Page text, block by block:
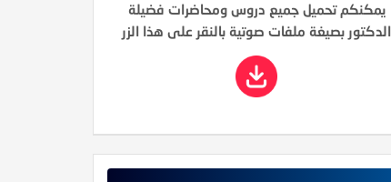
يمكنكم تحميل جميع دروس ومحاضرات فضيلة
الدكتور بصيغة ملفات صوتية بالنقر على هذا الزر